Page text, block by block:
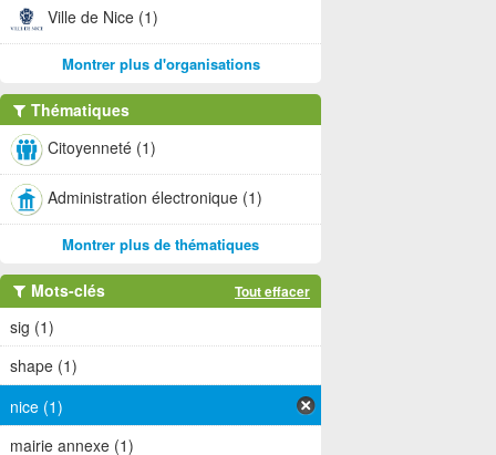
Ville de Nice (1)
Montrer plus d'organisations
Thématiques
Citoyenneté (1)
Administration électronique (1)
Montrer plus de thématiques
Mots-clés Tout effacer
sig (1)
shape (1)
nice (1)
mairie annexe (1)